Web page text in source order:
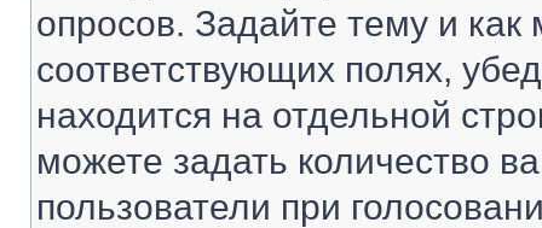
опросов. Задайте тему и
соответствующих полях,
находится на отдельной
можете задать количество
пользователи при